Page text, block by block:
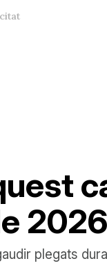
2026
plegats